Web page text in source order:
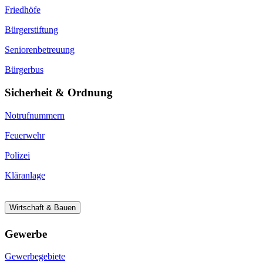
Friedhöfe
Bürgerstiftung
Seniorenbetreuung
Bürgerbus
Sicherheit & Ordnung
Notrufnummern
Feuerwehr
Polizei
Kläranlage
Wirtschaft & Bauen
Gewerbe
Gewerbegebiete